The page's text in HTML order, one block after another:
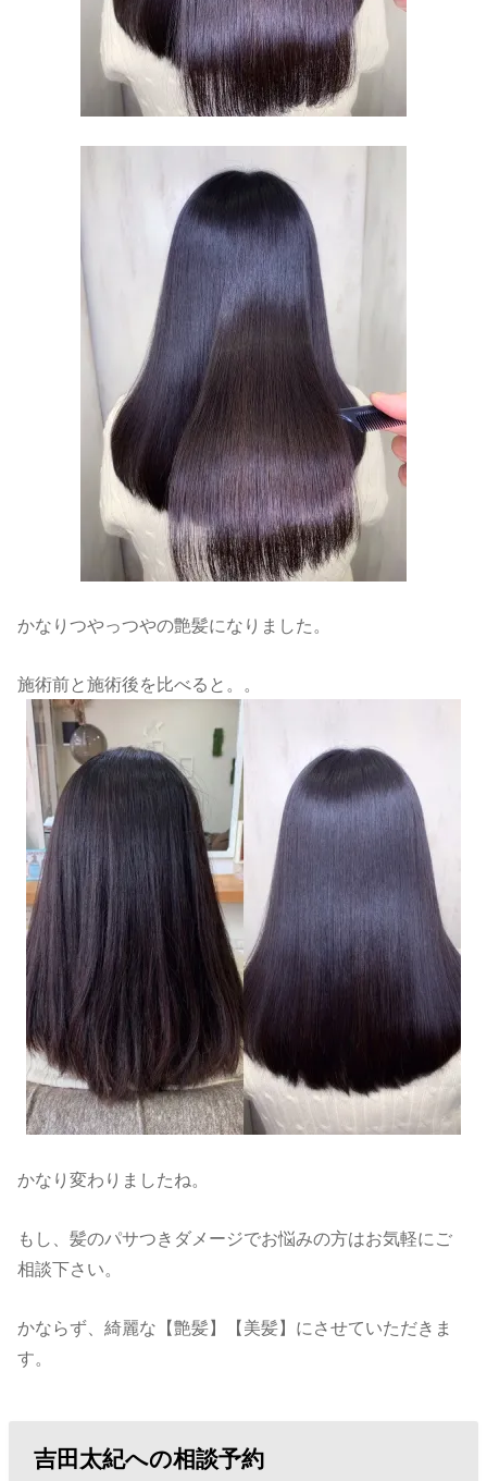
かなりつやっつやの艶髪になりました。
施術前と施術後を比べると。。
かなり変わりましたね。
もし、髪のパサつきダメージでお悩みの方はお気軽にご
相談下さい。
かならず、綺麗な【艶髪】【美髪】にさせていただきま
す。
吉田太紀への相談予約